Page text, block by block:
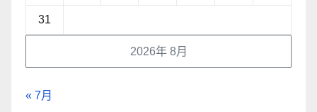
2026年 8月
31
« 7月